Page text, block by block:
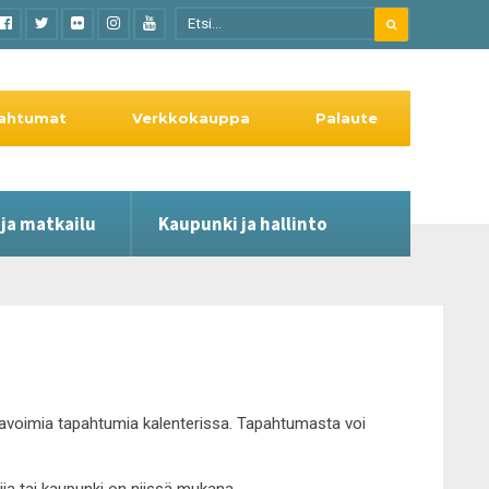
ja matkailu Kaupunki ja hallinto
Verkkokauppa Palaute
tapahtumia kalenterissa. Tapahtumasta voi